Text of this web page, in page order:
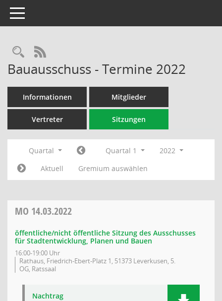
Toggle navigation
Rechercheauswahl
RSS-Feed
Bauausschuss - Termine 2022
Informationen Mitglieder
Vertreter Sitzungen
Quartal Quartal 1
2022
Aktuell
Gremium auswählen
MO 14.03.2022
öffentliche/nicht öffentliche Sitzung des Ausschusses
für Stadtentwicklung, Planen und Bauen
16:00-19:00 Uhr
Rathaus, Friedrich-Ebert-Platz 1, 51373 Leverkusen, 5.
OG, Ratssaal
Nachtrag